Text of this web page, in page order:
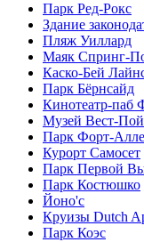
Парк Ред-Рокс
Здание
Пляж Уиллард
Маяк Спринг-
Каско-Бей
Парк Бёрнсайд
Кинотеатр-паб
Музей Вест-
Парк Форт-
Курорт Самосет
Парк Первой
Парк Костюшко
Йоно'с
Круизы Dutch
Парк Коэс